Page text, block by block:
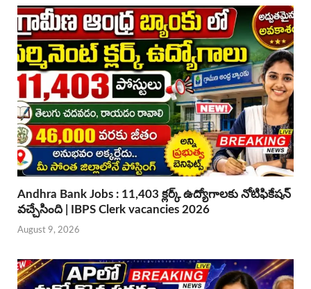
Andhra Bank Jobs : 11,403 క్లర్క్ ఉద్యోగాలకు నోటిఫికేషన్
వచ్చేసింది | IBPS Clerk vacancies 2026
August 9, 2026